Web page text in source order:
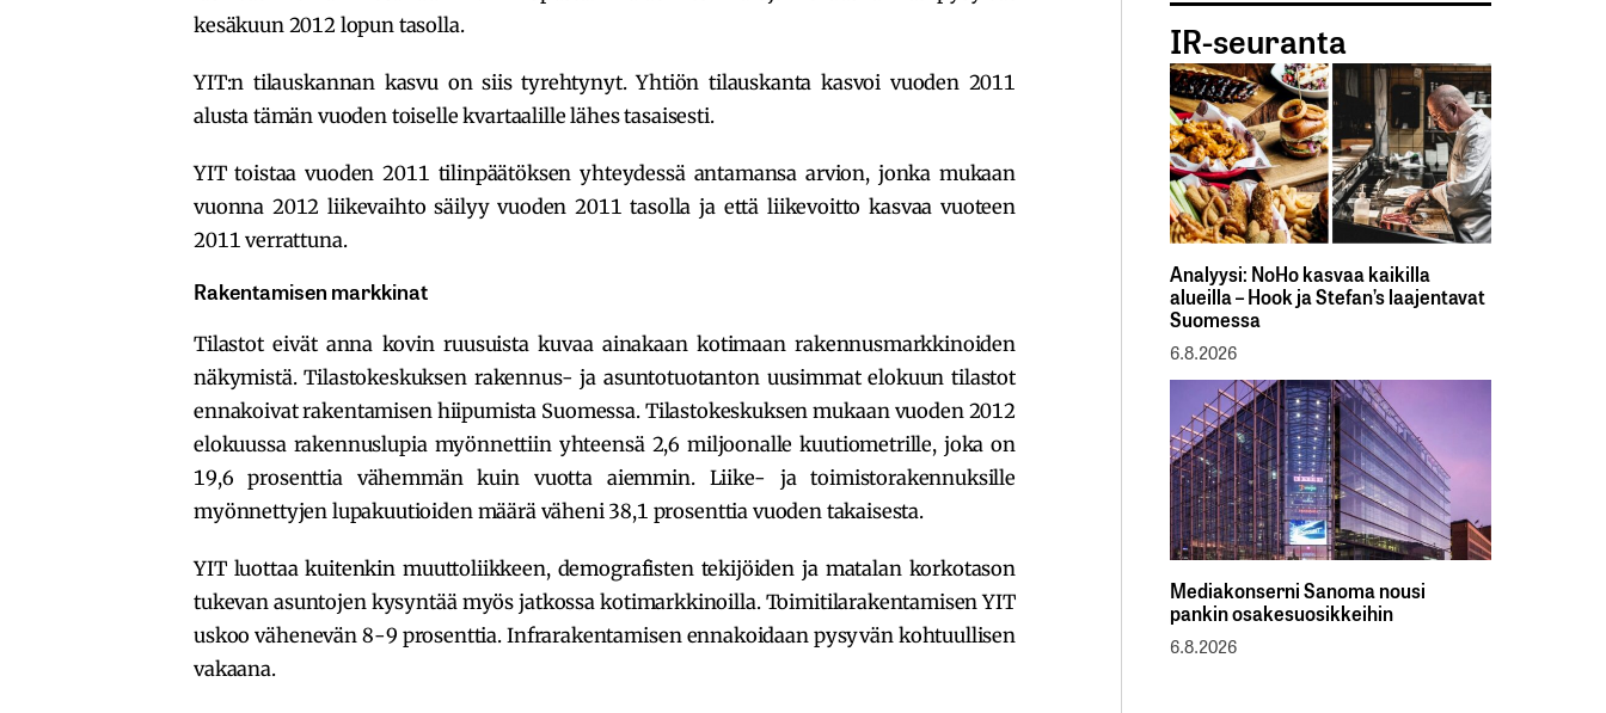
kesäkuun 2012 lopun tasolla.
YIT:n tilauskannan kasvu on siis tyrehtynyt. Yhtiön tilauskanta kasvoi vuoden 2011
alusta tämän vuoden toiselle kvartaalille lähes tasaisesti.
YIT toistaa vuoden 2011 tilinpäätöksen yhteydessä antamansa arvion, jonka mukaan
vuonna 2012 liikevaihto säilyy vuoden 2011 tasolla ja että liikevoitto kasvaa vuoteen
2011 verrattuna.
Rakentamisen markkinat
Tilastot eivät anna kovin ruusuista kuvaa ainakaan kotimaan rakennusmarkkinoiden
näkymistä. Tilastokeskuksen rakennus- ja asuntotuotanton uusimmat elokuun tilastot
ennakoivat rakentamisen hiipumista Suomessa. Tilastokeskuksen mukaan vuoden 2012
elokuussa rakennuslupia myönnettiin yhteensä 2,6 miljoonalle kuutiometrille, joka on
19,6 prosenttia vähemmän kuin vuotta aiemmin. Liike- ja toimistorakennuksille
myönnettyjen lupakuutioiden määrä väheni 38,1 prosenttia vuoden takaisesta.
YIT luottaa kuitenkin muuttoliikkeen, demografisten tekijöiden ja matalan korkotason
tukevan asuntojen kysyntää myös jatkossa kotimarkkinoilla. Toimitilarakentamisen YIT
uskoo vähenevän 8-9 prosenttia. Infrarakentamisen ennakoidaan pysyvän kohtuullisen
vakaana.
IR-seuranta
Analyysi: NoHo kasvaa kaikilla
alueilla – Hook ja Stefan’s laajentavat
Suomessa
6.8.2026
Mediakonserni Sanoma nousi
pankin osakesuosikkeihin
6.8.2026